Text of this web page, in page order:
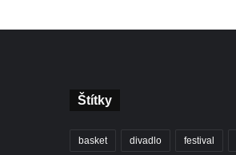
Štítky
basket divadlo festival